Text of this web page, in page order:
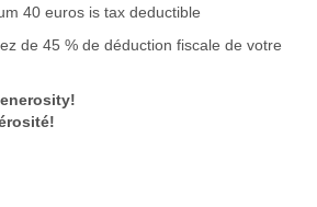
40 euros is tax deductible
de 45 % de déduction fiscale de votre